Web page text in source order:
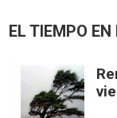
EL TIEMPO EN